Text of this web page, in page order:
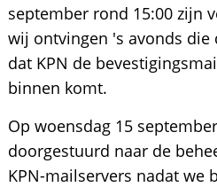
september rond 15:00 zijn
wij ontvingen 's avonds die
dat KPN de
binnen komt.
Op woensdag 15
doorgestuurd naar de
KPN-mailservers nadat we